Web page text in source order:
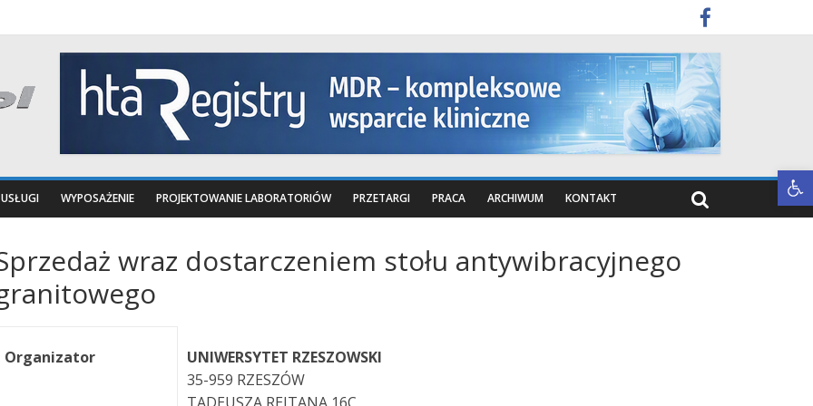
Otwórz pasek narzędzi
USŁUGI WYPOSAŻENIE PROJEKTOWANIE LABORATORIÓW PRZETARGI PRACA ARCHIWUM KONTAKT
wraz dostarczeniem stołu antywibracyjnego
Organizator
UNIWERSYTET RZESZOWSKI
35-959 RZESZÓW